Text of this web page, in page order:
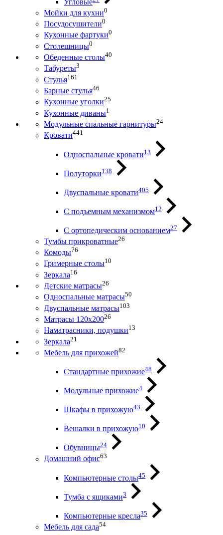
Мойки для кухни0
Посудосушители0
Кухонные фартуки0
Столешницы0
Обеденные столы40
Табуреты3
Стулья161
Барные стулья46
Кухонные уголки25
Кухонные диваны1
Модульные спальные гарнитуры24
Кровати441
Односпальные кровати13
Полуторки138
Двуспальные кровати405
С подъемным механизмом12
С ортопедическим основанием27
Тумбы прикроватные26
Комоды76
Гримерные столы10
Зеркала16
Детские матрасы26
Односпальные матрасы50
Двуспальные матрасы103
Матрасы 120х20026
Наматрасники, подушки13
Зеркала21
Мебель для прихожей82
Стандартные прихожие48
Модульные прихожие4
Шкафы в прихожую43
Вешалки в прихожую10
Обувницы24
Домашний офис63
Компьютерные столы45
Тумба с ящиками3
Компьютерные кресла35
Мебель для сада54